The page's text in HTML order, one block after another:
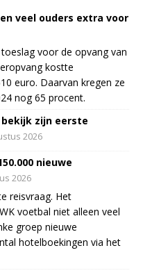
veel ouders extra voor
voor de opvang van
kostte
euro. Daarvan kregen ze
nog 65 procent.
zijn eerste
2026
nieuwe
2026
reisvraag. Het
voetbal niet alleen veel
groep nieuwe
hotelboekingen via het